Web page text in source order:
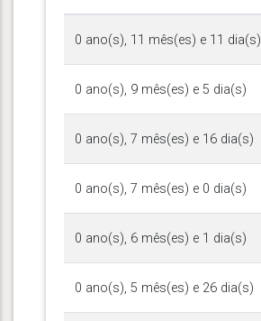
0 ano(s), 11 mês(es) e 11 dia(s)
0 ano(s), 9 mês(es) e 5 dia(s)
0 ano(s), 7 mês(es) e 16 dia(s)
0 ano(s), 7 mês(es) e 0 dia(s)
0 ano(s), 6 mês(es) e 1 dia(s)
0 ano(s), 5 mês(es) e 26 dia(s)